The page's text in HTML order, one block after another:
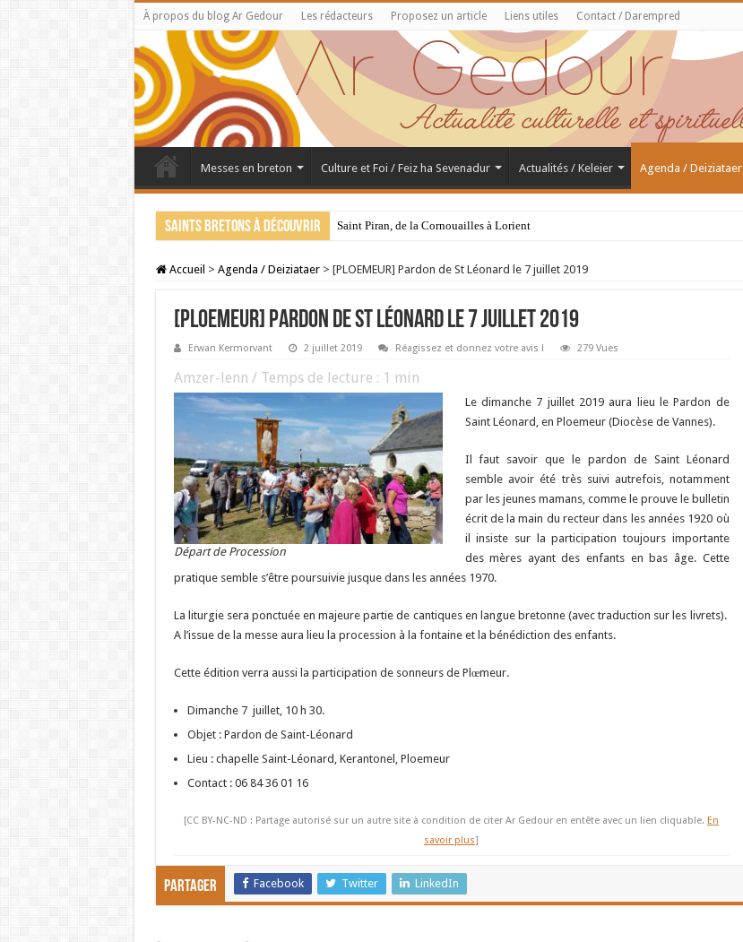
À propos du blog Ar Gedour Les rédacteurs Proposez un article Liens utiles Contact / Darempred
Messes en breton Culture et Foi / Feiz ha Sevenadur Actualités / Keleier Agenda / Deiziataer
Saints bretons à découvrir Saint Piran, de la Cornouailles à Lorient
Accueil > Agenda / Deiziataer > [PLOEMEUR] Pardon de St Léonard le 7 juillet 2019
[PLOEMEUR] Pardon de St Léonard le 7 juillet 2019
Erwan Kermorvant 2 juillet 2019 Réagissez et donnez votre avis ! 279 Vues
Amzer-lenn / Temps de lecture : 1 min
Départ de Procession
Le dimanche 7 juillet 2019 aura lieu le Pardon de
Saint Léonard, en Ploemeur (Diocèse de Vannes).
Il faut savoir que le pardon de Saint Léonard
semble avoir été très suivi autrefois, notamment
par les jeunes mamans, comme le prouve le bulletin
écrit de la main du recteur dans les années 1920 où
il insiste sur la participation toujours importante
des mères ayant des enfants en bas âge. Cette
pratique semble s’être poursuivie jusque dans les années 1970.
La liturgie sera ponctuée en majeure partie de cantiques en langue bretonne (avec traduction sur les livrets).
A l’issue de la messe aura lieu la procession à la fontaine et la bénédiction des enfants.
Cette édition verra aussi la participation de sonneurs de Plœmeur.
Dimanche 7 juillet, 10 h 30.
Objet : Pardon de Saint-Léonard
Lieu : chapelle Saint-Léonard, Kerantonel, Ploemeur
Contact : 06 84 36 01 16
[CC BY-NC-ND : Partage autorisé sur un autre site à condition de citer Ar Gedour en entête avec un lien cliquable. En
savoir plus]
Partager Facebook Twitter LinkedIn